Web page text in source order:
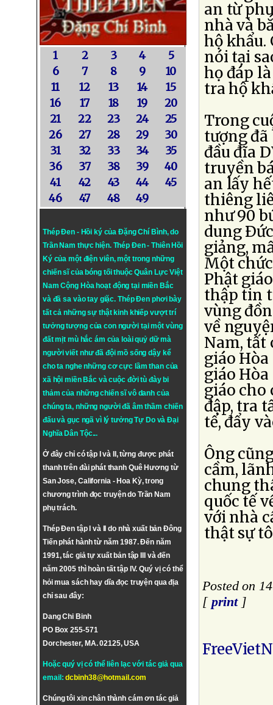
1 2 3 4
5
6
7 8 9
10
11
12 13 14
15
16
17 18 19
20
21
22 23 24
25
26
27 28 29
30
31
32 33 34
35
36
37 38 39
40
41
42 43 44
45
46
47 48 49
Thép Đen - Hồi ký của Đặng Chí Bình, do
Trần Nam thực hiện. Thép Đen- Thiên Hồi
Ký của một điện viên, một trong những
chiến sĩ của bóng tối thuộc Quân Lực Việt
Nam Cộng Hòa hoạt động tại miền Bắc
và đã sa vào tay giặc. Thép Đen phơi bày
tất cả những sự thật kinh khiếp vượt trí
tưởng tượng của con người tại một vùng
đất mịt mù hắc ám của loài quỷ dữ mà
người viết như đã đội mồ sống dậy kể
cho ta nghe những cơ cực lầm than của
xã hội miền Bắc và cuộc đời tù đày bi
thảm của những chiến sĩ vô danh của
chúng ta, những người đã âm thầm chiến
đấu và gục ngã vì lý tưởngTự DovàĐại
Nghĩa Dân Tộc...
Ở đây chỉ có tập I và II, từng được phát
thanh trên đài phát thanh Quê Hương từ
San Jose, California - Hoa Kỳ, trong
chương trình đọc truyện do Trần Nam
phụ trách.
Thép Đen tập I và II do nhà xuất bản Đông
Tiến phát hành từ năm 1987. Đến năm
1991, tác giả tự xuất bản tập III và đến
năm 2005 thì hoàn tất tập IV. Quý vị có thể
hỏi mua sách hay dĩa đọc truyện qua địa
chỉ sau đây:
Dang Chi Binh
PO Box 255-571
Dorchester, MA. 02125, USA
Hoặc quý vị có thể liên lạc với tác giả qua
email:dcbinh38@hotmail.com
Chúng tôi xin chân thành cám ơn tác giả
an từ
nhà và
hộ khẩu.
nói tại
họ đáp
tra hộ
Trong
tượng
đầu đĩa
truyền
an lấy
thiêng
như 90
dung
giảng,
Một
Phật
thập tin
vùng
về
Nam, tất
giáo Hòa
giáo
giáo cho
đập, tra
tế, đẩy
Ông
cầm,
chung
quốc tế
với nhà
thật sự
Posted on
[ print]